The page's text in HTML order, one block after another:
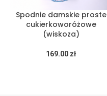
Spodnie damskie proste
cukierkoworóżowe
(wiskoza)
169.00 zł